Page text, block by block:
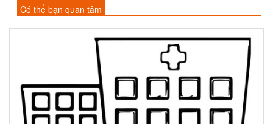
Có thể bạn quan tâm